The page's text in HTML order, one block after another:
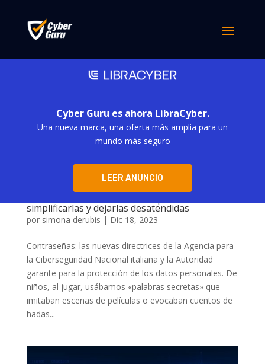
Cyber Guru es ahora LibraCyber.
Una nueva marca, una oferta más amplia para un
mundo más seguro
LEER ANUNCIO
simplificarlas y dejarlas desatendidas
por simona derubis | Dic 18, 2023
Contraseñas: las nuevas directrices de la Agencia para
la Ciberseguridad Nacional italiana y la Autoridad
garante para la protección de los datos personales. De
niños, al jugar, usábamos «palabras secretas» que
imitaban escenas de películas o evocaban cuentos de
hadas...